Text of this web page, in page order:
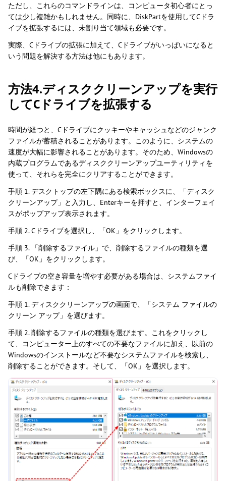
ただし、これらのコマンドラインは、コンピュータ初心者にとっ
ては少し複雑かもしれません。同時に、DiskPartを使用してCドラ
イブを拡張するには、未割り当て領域も必要です。
実際、Cドライブの拡張に加えて、Cドライブがいっぱいになると
いう問題を解決する方法は他にもあります。
方法4.ディスククリーンアップを実行
してCドライブを拡張する
時間が経つと、Cドライブにクッキーやキャッシュなどのジャンク
ファイルが蓄積されることがあります。このように、システムの
速度が大幅に影響されることがあります。そのため、Windowsの
内蔵プログラムであるディスククリーンアップユーティリティを
使って、それらを完全にクリアすることができます。
手順 1. デスクトップの左下隅にある検索ボックスに、「ディスク
クリーンアップ」と入力し、Enterキーを押すと、インターフェイ
スがポップアップ表示されます。
手順 2. Cドライブを選択し、「OK」をクリックします。
手順 3. 「削除するファイル」で、削除するファイルの種類を選
び、「OK」をクリックします。
Cドライブの空き容量を増やす必要がある場合は、システムファイ
ルも削除できます：
手順 1. ディスククリーンアップの画面で、「システム ファイルの
クリーン アップ」を選びます。
手順 2. 削除するファイルの種類を選びます。これをクリックし
て、コンピューター上のすべての不要なファイルに加え、以前の
Windowsのインストールなど不要なシステムファイルを検索し、
削除することができます。そして、「OK」を選択します。